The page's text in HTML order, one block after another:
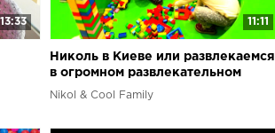
13:33 11:11
Николь в Киеве или развлекаемся
в огромном развлекательном
центре
Nikol & Cool Family